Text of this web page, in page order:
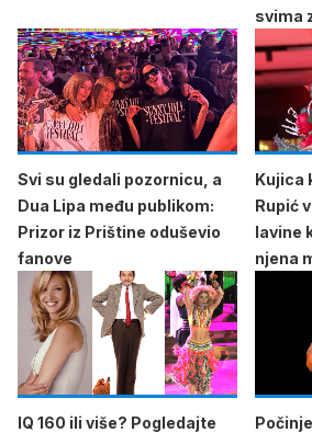
svima
Svi su gledali pozornicu, a
Dua Lipa među publikom:
Prizor iz Prištine oduševio
fanove
Kujica
Rupić
lavine
njena
IQ 160 ili više? Pogledajte